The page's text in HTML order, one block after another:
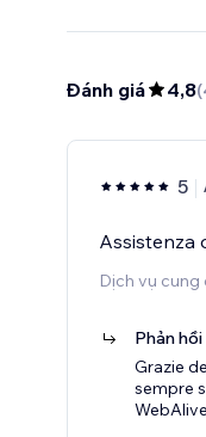
Đánh giá 4,8(
5
Assistenza
Dịch vụ cung
Phản
Grazie
sempre